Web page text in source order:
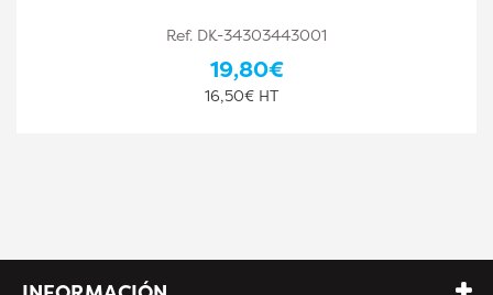
Ref. DK-34303443002
22,20€
18,50€ HT